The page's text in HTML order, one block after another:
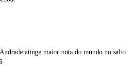
atinge maior nota do mundo no salto